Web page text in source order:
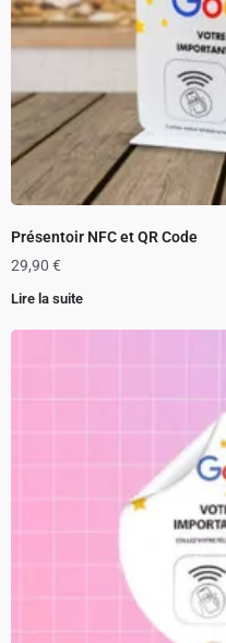
Présentoir NFC et QR Code
29,90 €
Lire la suite